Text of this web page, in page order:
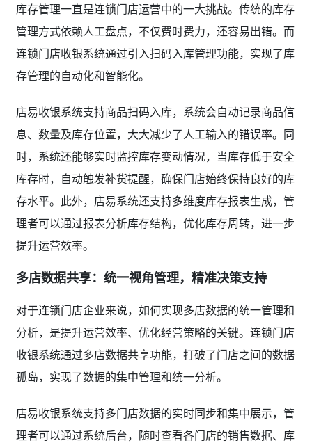
库存管理一直是连锁门店运营中的一大挑战。传统的库存
管理方式依赖人工盘点，不仅费时费力，还容易出错。而
连锁门店收银系统通过引入扫码入库管理功能，实现了库
存管理的自动化和智能化。
店易收银系统支持商品扫码入库，系统会自动记录商品信
息、数量及库存位置，大大减少了人工输入的错误率。同
时，系统还能够实时监控库存变动情况，当库存低于安全
库存时，自动触发补货提醒，确保门店始终保持良好的库
存水平。此外，店易系统还支持多维度库存报表生成，管
理者可以通过报表分析库存结构，优化库存周转，进一步
提升运营效率。
多店数据共享：统一视角管理，精准决策支持
对于连锁门店企业来说，如何实现多店数据的统一管理和
分析，是提升运营效率、优化经营策略的关键。连锁门店
收银系统通过多店数据共享功能，打破了门店之间的数据
孤岛，实现了数据的集中管理和统一分析。
店易收银系统支持多门店数据的实时同步和集中展示，管
理者可以通过系统后台，随时查看各门店的销售数据、库